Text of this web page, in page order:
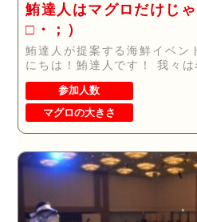
鮪達人はマグロだけじ
□・；）
鮪達人が提案する海鮮イベント
にちは！鮪
参加人数
マグロの大きさ